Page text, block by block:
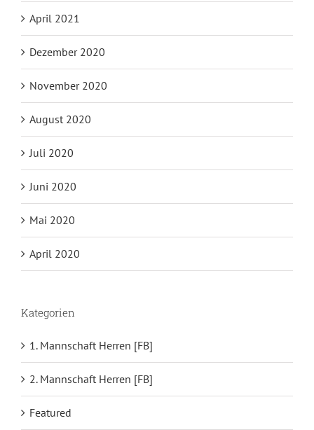
April 2021
Dezember 2020
November 2020
August 2020
Juli 2020
Juni 2020
Mai 2020
April 2020
Kategorien
1. Mannschaft Herren [FB]
2. Mannschaft Herren [FB]
Featured